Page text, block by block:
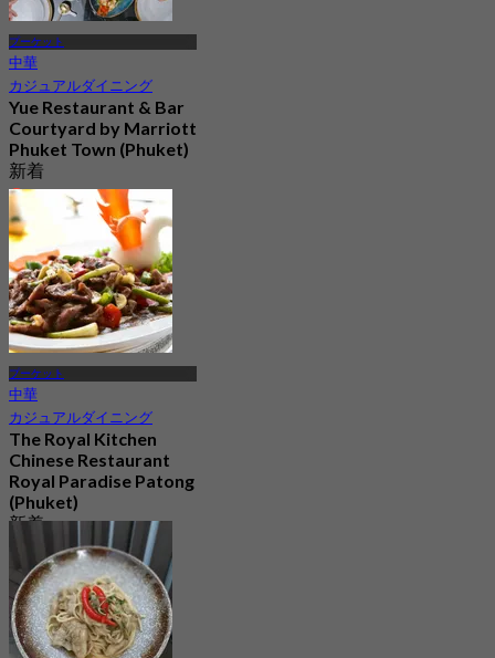
プーケット
中華
カジュアルダイニング
Yue Restaurant & Bar​
Courtyard by Marriott
Phuket Town (Phuket)
新着
4.4
から
฿ 595
プーケット
中華
カジュアルダイニング
The Royal Kitchen
Chinese Restaurant
Royal Paradise Patong
(Phuket)
新着
から฿ 750